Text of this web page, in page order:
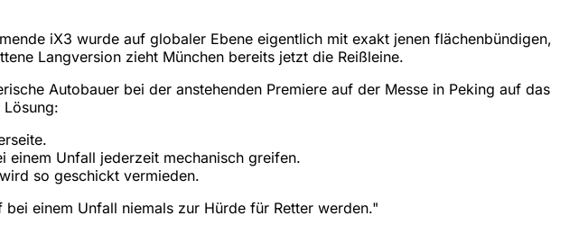
iX3 wurde auf globaler Ebene eigentlich mit exakt jenen flächenbündigen,
Langversion zieht München bereits jetzt die Reißleine.
Autobauer bei der anstehenden Premiere auf der Messe in Peking auf das
Lösung:
einem Unfall jederzeit mechanisch greifen.
so geschickt vermieden.
einem Unfall niemals zur Hürde für Retter werden."